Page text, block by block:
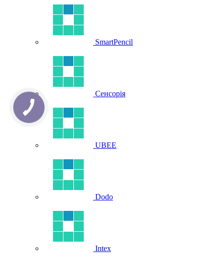
SmartPencil
Сенсорія
UBEE
Dodo
Intex